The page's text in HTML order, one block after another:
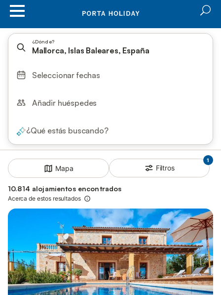
¿Dónde?
Mallorca, Islas Baleares, España
Seleccionar fechas
Añadir huéspedes
¿Qué estás buscando?
Mapa
1
Filtros
10.814 alojamientos encontrados
Acerca de estos resultados